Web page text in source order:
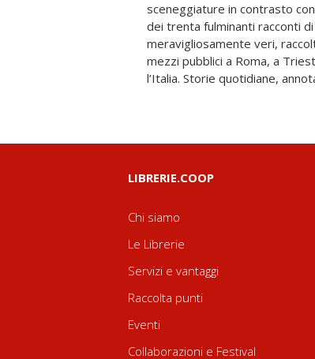
sceneggiature in contrasto
dei trenta fulminanti racconti
meravigliosamente veri,
mezzi pubblici a Roma, a
l’Italia. Storie quotidiane,
Pubblicati inizialmente come
raccontata dai mezzi pubblici”
questi racconti offrono una
vite taciute, acquattate tra
LIBRERIE.COOP
Chi siamo
Le Librerie
Servizi e vantaggi
Raccolta punti
Eventi
Collaborazioni e Festival